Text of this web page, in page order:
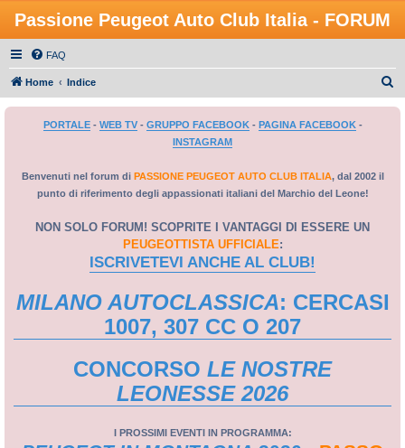
Passione Peugeot Auto Club Italia - FORUM
FAQ
Home Indice
PORTALE- WEB TV- GRUPPO FACEBOOK- PAGINA FACEBOOK-
INSTAGRAM
Benvenuti nel forum di PASSIONE PEUGEOT AUTO CLUB ITALIA, dal 2002 il
punto di riferimento degli appassionati italiani del Marchio del Leone!
NON SOLO FORUM! SCOPRITE I VANTAGGI DI ESSERE UN
PEUGEOTTISTA UFFICIALE:
ISCRIVETEVI ANCHE AL CLUB!
MILANO AUTOCLASSICA: CERCASI
1007, 307 CC O 207
CONCORSO LE NOSTRE
LEONESSE 2026
I PROSSIMI EVENTI IN PROGRAMMA: